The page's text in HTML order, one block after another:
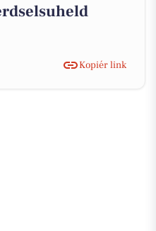
Kopiér link